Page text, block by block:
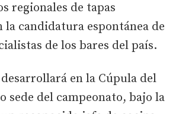
regionales de tapas
la candidatura espontánea de
de los bares del país.
en la Cúpula del
sede del campeonato, bajo la